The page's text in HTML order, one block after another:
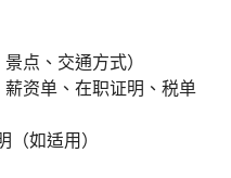
点、交通方式）
资单、在职证明、税单
如适用）